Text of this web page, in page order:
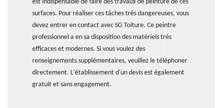
est indispensable de faire des travaux de peinture de ces
surfaces. Pour réaliser ces tâches très dangereuses, vous
devez entrer en contact avec SG Toiture. Ce peintre
professionnel a en sa disposition des matériels très
efficaces et modernes. Si vous voulez des
renseignements supplémentaires, veuillez le téléphoner
directement. L'établissement d'un devis est également
gratuit et sans engagement.